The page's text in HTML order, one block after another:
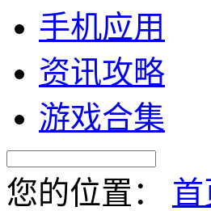
手机应用
资讯攻略
游戏合集
您的位置： 首